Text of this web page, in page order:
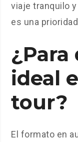
viaje tranquilo
es una
¿Para
ideal
tour?
El formato en